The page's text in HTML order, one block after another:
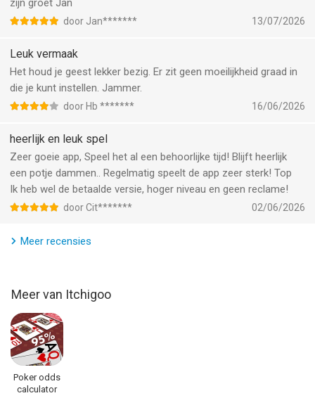
zijn groet Jan
door Jan******* 13/07/2026
Leuk vermaak
Het houd je geest lekker bezig. Er zit geen moeilijkheid graad in
die je kunt instellen. Jammer.
door Hb ******* 16/06/2026
heerlijk en leuk spel
Zeer goeie app, Speel het al een behoorlijke tijd! Blijft heerlijk
een potje dammen.. Regelmatig speelt de app zeer sterk! Top
Ik heb wel de betaalde versie, hoger niveau en geen reclame!
door Cit******* 02/06/2026
Meer recensies
Meer van Itchigoo
Poker odds
calculator